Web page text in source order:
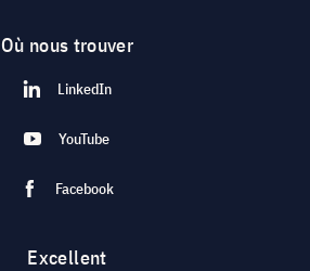
Où nous trouver
LinkedIn
YouTube
Facebook
Excellent